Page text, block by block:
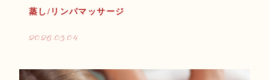
蒸し/リンパマッサージ
2026.05.04